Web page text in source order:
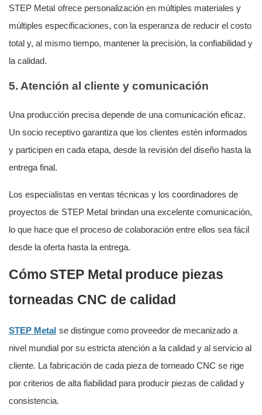
STEP Metal ofrece personalización en múltiples materiales y
múltiples especificaciones, con la esperanza de reducir el costo
total y, al mismo tiempo, mantener la precisión, la confiabilidad y
la calidad.
5. Atención al cliente y comunicación
Una producción precisa depende de una comunicación eficaz.
Un socio receptivo garantiza que los clientes estén informados
y participen en cada etapa, desde la revisión del diseño hasta la
entrega final.
Los especialistas en ventas técnicas y los coordinadores de
proyectos de STEP Metal brindan una excelente comunicación,
lo que hace que el proceso de colaboración entre ellos sea fácil
desde la oferta hasta la entrega.
CómoSTEP Metal produce piezas
torneadas CNC de calidad
STEP Metal se distingue como proveedor de mecanizado a
nivel mundial por su estricta atención a la calidad y al servicio al
cliente. La fabricación de cada pieza de torneado CNC se rige
por criterios de alta fiabilidad para producir piezas de calidad y
consistencia.